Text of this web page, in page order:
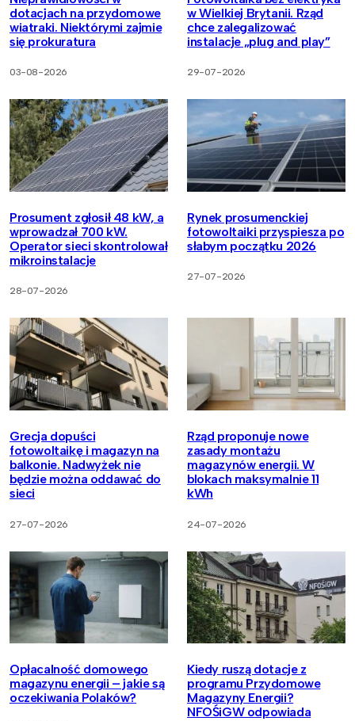
dotacjach na przydomowe
wiatraki. Niektórymi zajmie
się prokuratura
03-08-2026
w Wielkiej Brytanii. Rząd
chce zalegalizować
instalacje „plug and play”
29-07-2026
Prosument zgłosił 48 kW, a
wprowadzał 700 kW.
Operator sieci skontrolował
mikroinstalacje
28-07-2026
Rynek prosumenckiej
fotowoltaiki przyspiesza po
słabym początku 2026
27-07-2026
Grecja dopuści
fotowoltaikę i magazyn na
balkonie. Nadwyżek nie
będzie można oddawać do
sieci
27-07-2026
Rząd proponuje nowe
zasady montażu
magazynów energii. W
blokach maksymalnie 11
kWh
24-07-2026
Opłacalność domowego
magazynu energii – jakie są
oczekiwania Polaków?
Kiedy ruszą dotacje z
programu Przydomowe
Magazyny Energii?
NFOŚiGW odpowiada